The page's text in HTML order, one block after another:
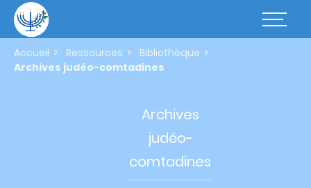
contenu
principal
Basculer
Accueil Ressources
Bibliothèque
Archives judéo-comtadines
Archives
judéo-
comtadines